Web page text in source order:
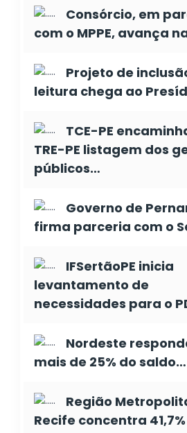
Consórcio, em
com o MPPE, avança
Projeto de
leitura chega ao
TCE-PE
TRE-PE listagem dos
públicos…
Governo de
firma parceria com o
IFSertãoPE inicia
levantamento de
necessidades para o
Nordeste
mais de 25% do saldo…
Região
Recife concentra